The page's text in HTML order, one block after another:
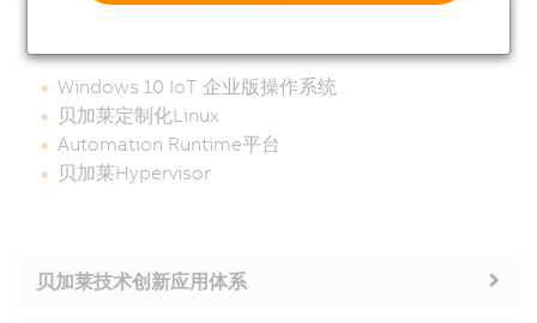
Windows 10 IoT 企业版操作系统
贝加莱定制化Linux
Automation Runtime平台
贝加莱Hypervisor
贝加莱技术创新应用体系